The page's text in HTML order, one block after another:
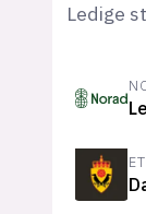
Ledige